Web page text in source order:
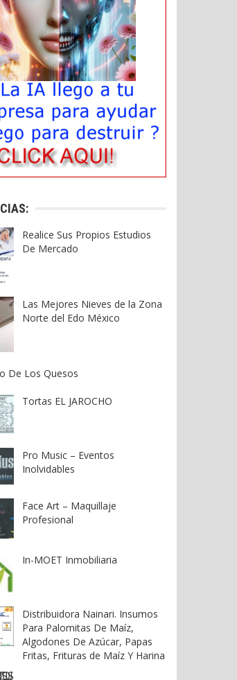
Realice Sus Propios Estudios
De Mercado
Las Mejores Nieves de la Zona
Norte del Edo México
De Los Quesos
Tortas EL JAROCHO
Pro Music – Eventos
Inolvidables
Face Art – Maquillaje
Profesional
In-MOET Inmobiliaria
Distribuidora Nainari. Insumos
Para Palomitas De Maíz,
Algodones De Azúcar, Papas
Fritas, Frituras de Maíz Y Harina